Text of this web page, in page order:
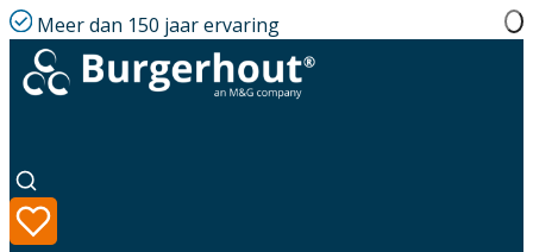
Meer dan 150 jaar ervaring